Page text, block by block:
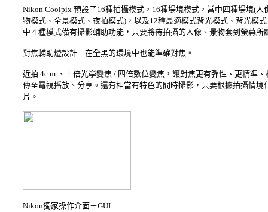
Nikon Coolpix 預設了16種拍攝模式，16種場境模式，當中四種場境(
物模式、全景模式、夜拍模式)，以及12種最適模式背光模式、背光模
中 4 種模式備有攝影輔助功能，只要將待拍攝的人像、景物套到螢幕
對焦輔助燈設計 在全黑的環境中也能準確對焦。
近拍 4c m 、十倍光學變焦 / 四倍數位變焦，讓對焦更有彈性、更精準
傳至電視播放、分享。還有相當有特色的間時攝影，只要根據拍攝情
片。
Nikon獨家操作介面－GUI